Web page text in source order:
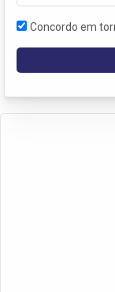
Concordo em